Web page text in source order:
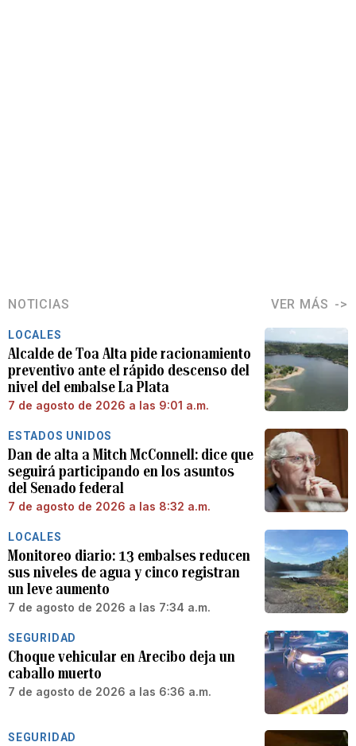
NOTICIAS VER MÁS
LOCALES
Alcalde de Toa Alta pide racionamiento
preventivo ante el rápido descenso del
nivel del embalse La Plata
7 de agosto de 2026 a las 9:01 a.m.
ESTADOS UNIDOS
Dan de alta a Mitch McConnell: dice que
seguirá participando en los asuntos
del Senado federal
7 de agosto de 2026 a las 8:32 a.m.
LOCALES
Monitoreo diario: 13 embalses reducen
sus niveles de agua y cinco registran
un leve aumento
7 de agosto de 2026 a las 7:34 a.m.
SEGURIDAD
Choque vehicular en Arecibo deja un
caballo muerto
7 de agosto de 2026 a las 6:36 a.m.
SEGURIDAD